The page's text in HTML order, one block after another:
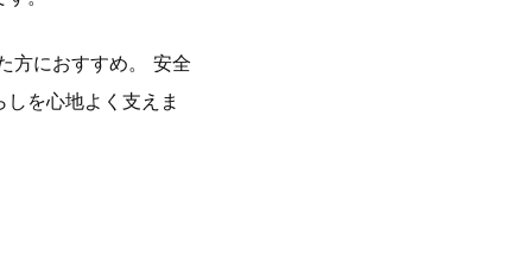
方におすすめ。 安全
を心地よく支えま